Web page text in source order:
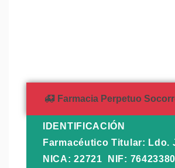
Farmacia Perpetuo
IDENTIFICACIÓN
Farmacéutico Titular: Ldo.
NICA: 22721 NIF: